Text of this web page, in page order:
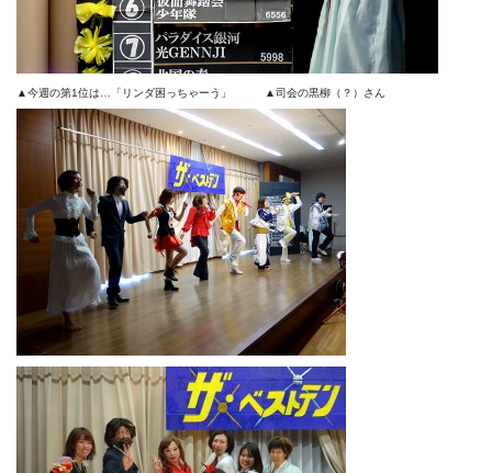
▲今週の第1位は…「リンダ困っちゃーう」 ▲司会の黒柳（？）さん